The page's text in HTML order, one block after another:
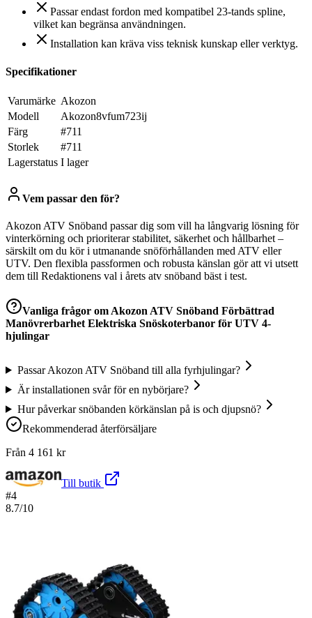
Passar endast fordon med kompatibel 23-tands spline,
vilket kan begränsa användningen.
Installation kan kräva viss teknisk kunskap eller verktyg.
Specifikationer
Varumärke Akozon
Modell
Akozon8vfum723ij
Färg
#711
Storlek
#711
Lagerstatus I lager
Vem passar den för?
Akozon ATV Snöband passar dig som vill ha långvarig lösning för
vinterkörning och prioriterar stabilitet, säkerhet och hållbarhet –
särskilt om du kör i utmanande snöförhållanden med ATV eller
UTV. Den flexibla passformen och robusta känslan gör att vi utsett
dem till Redaktionens val i årets atv snöband bäst i test.
Vanliga frågor om Akozon ATV Snöband Förbättrad
Manövrerbarhet Elektriska Snöskoterbanor för UTV 4-
hjulingar
Passar Akozon ATV Snöband till alla fyrhjulingar?
Är installationen svår för en nybörjare?
Hur påverkar snöbanden körkänslan på is och djupsnö?
Rekommenderad återförsäljare
Från 4 161 kr
Till butik
#4
8.7/10